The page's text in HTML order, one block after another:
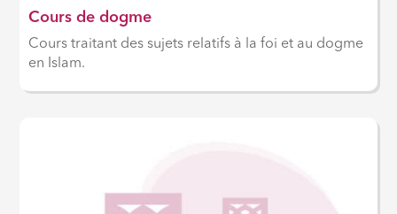
Cours de dogme
Cours traitant des sujets relatifs à la foi et au dogme
en Islam.